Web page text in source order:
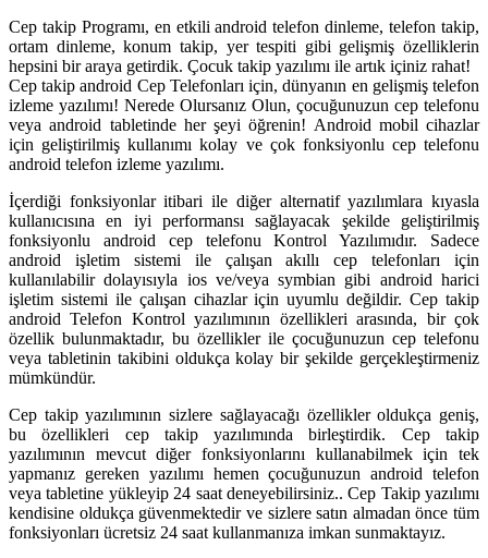
Cep takip Programı, en etkili android telefon dinleme, telefon takip,
ortam dinleme, konum takip, yer tespiti gibi gelişmiş özelliklerin
hepsini bir araya getirdik. Çocuk takip yazılımı ile artık içiniz rahat!
Cep takip android Cep Telefonları için, dünyanın en gelişmiş telefon
izleme yazılımı! Nerede Olursanız Olun, çocuğunuzun cep telefonu
veya android tabletinde her şeyi öğrenin! Android mobil cihazlar
için geliştirilmiş kullanımı kolay ve çok fonksiyonlu cep telefonu
android telefon izleme yazılımı.
İçerdiği fonksiyonlar itibari ile diğer alternatif yazılımlara kıyasla
kullanıcısına en iyi performansı sağlayacak şekilde geliştirilmiş
fonksiyonlu android cep telefonu Kontrol Yazılımıdır. Sadece
android işletim sistemi ile çalışan akıllı cep telefonları için
kullanılabilir dolayısıyla ios ve/veya symbian gibi android harici
işletim sistemi ile çalışan cihazlar için uyumlu değildir. Cep takip
android Telefon Kontrol yazılımının özellikleri arasında, bir çok
özellik bulunmaktadır, bu özellikler ile çocuğunuzun cep telefonu
veya tabletinin takibini oldukça kolay bir şekilde gerçekleştirmeniz
mümkündür.
Cep takip yazılımının sizlere sağlayacağı özellikler oldukça geniş,
bu özellikleri cep takip yazılımında birleştirdik. Cep takip
yazılımının mevcut diğer fonksiyonlarını kullanabilmek için tek
yapmanız gereken yazılımı hemen çocuğunuzun android telefon
veya tabletine yükleyip 24 saat deneyebilirsiniz.. Cep Takip yazılımı
kendisine oldukça güvenmektedir ve sizlere satın almadan önce tüm
fonksiyonları ücretsiz 24 saat kullanmanıza imkan sunmaktayız.